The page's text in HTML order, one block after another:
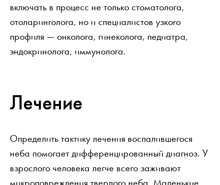
включать в процесс не только стоматолога,
отоларинголога, но и специалистов узкого
профиля — онколога, гинеколога, педиатра,
эндокринолога, иммунолога.
Лечение
Определить тактику лечения воспалившегося
неба помогает дифференцированный диагноз. У
взрослого человека легче всего заживают